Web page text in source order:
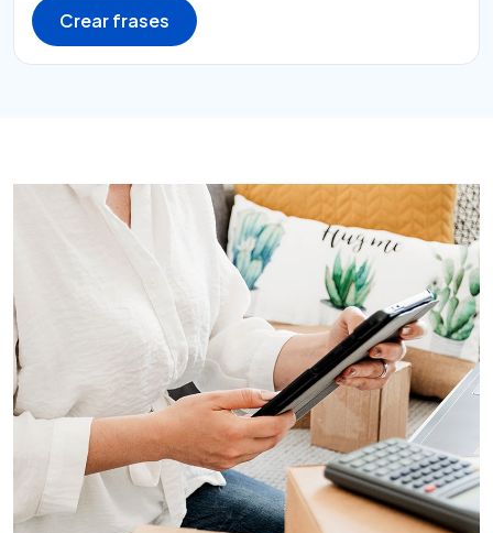
Crear frases